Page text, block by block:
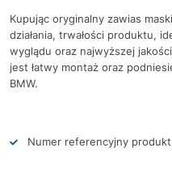
Kupując oryginalny zawias
działania, trwałości produktu,
wyglądu oraz najwyższej
jest łatwy montaż oraz
BMW.
Numer referencyjny